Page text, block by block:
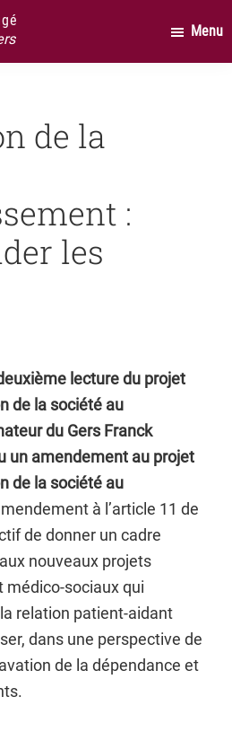
Menu
de la
:
les
lecture du projet
de la société au
du Gers Franck
un amendement au projet
de la société au
à l’article 11 de
de donner un cadre
nouveaux projets
médico-sociaux qui
relation patient-aidant
dans une perspective de
de la dépendance et